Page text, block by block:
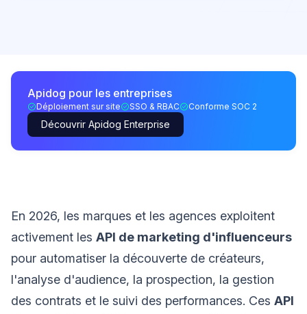
Apidog pour les entreprises
Déploiement sur site SSO & RBAC Conforme SOC 2
Découvrir Apidog Enterprise
En 2026, les marques et les agences exploitent
activement les API de marketing d'influenceurs
pour automatiser la découverte de créateurs,
l'analyse d'audience, la prospection, la gestion
des contrats et le suivi des performances. Ces API